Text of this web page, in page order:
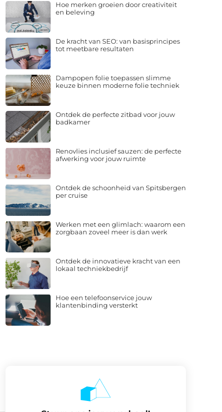
Hoe merken groeien door creativiteit
en beleving
De kracht van SEO: van basisprincipes
tot meetbare resultaten
Dampopen folie toepassen slimme
keuze binnen moderne folie techniek
Ontdek de perfecte zitbad voor jouw
badkamer
Renovlies inclusief sauzen: de perfecte
afwerking voor jouw ruimte
Ontdek de schoonheid van Spitsbergen
per cruise
Werken met een glimlach: waarom een
zorgbaan zoveel meer is dan werk
Ontdek de innovatieve kracht van een
lokaal techniekbedrijf
Hoe een telefoonservice jouw
klantenbinding versterkt